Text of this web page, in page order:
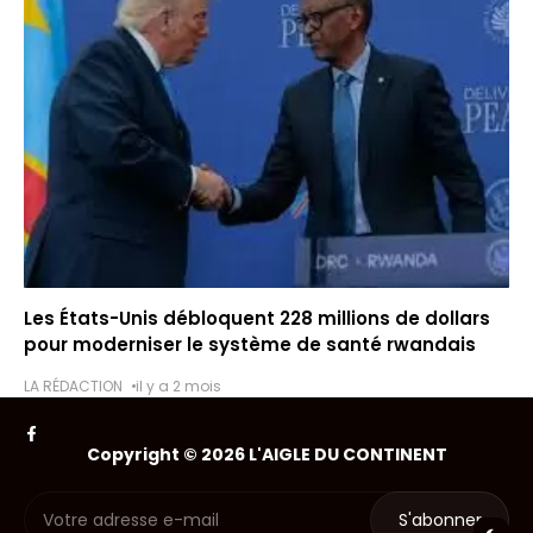
Les États-Unis débloquent 228 millions de dollars
pour moderniser le système de santé rwandais
LA RÉDACTION il y a 2 mois
Copyright © 2026 L'AIGLE DU CONTINENT